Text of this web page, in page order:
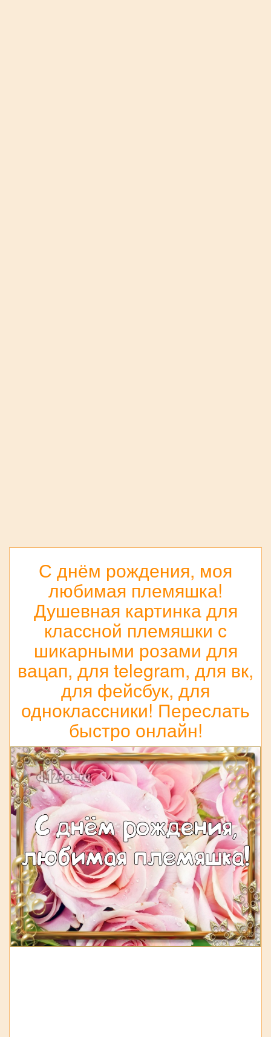
С днём рождения, моя
любимая племяшка!
Душевная картинка для
классной племяшки с
шикарными розами для
вацап, для telegram, для вк,
для фейсбук, для
одноклассники! Переслать
быстро онлайн!